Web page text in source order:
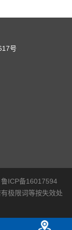
号
鲁ICP备16017594
极限词等按失效处